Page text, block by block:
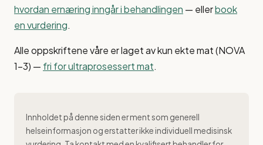
hvordan ernæring inngår i behandlingen — ellerbook
en vurdering.
Alle oppskriftene våre er laget av kun ekte mat (NOVA
1–3) — fri for ultraprosessert mat.
Innholdet på denne siden er ment som generell
helseinformasjon og erstatter ikke individuell medisinsk